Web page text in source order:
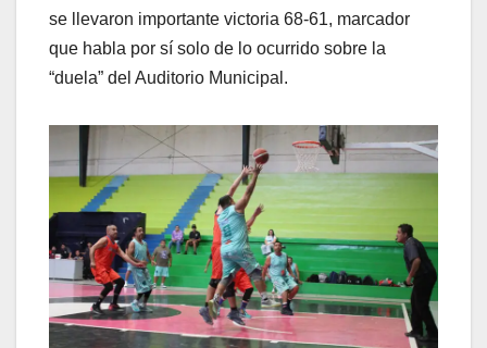
se llevaron importante victoria 68-61, marcador
que habla por sí solo de lo ocurrido sobre la
“duela” del Auditorio Municipal.